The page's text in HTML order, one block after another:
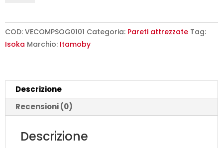
A101
L.274
quantità
COD: VECOMPSOG0101 Categoria: Pareti attrezzate Tag:
Isoka Marchio: Itamoby
Descrizione
Recensioni (0)
Descrizione